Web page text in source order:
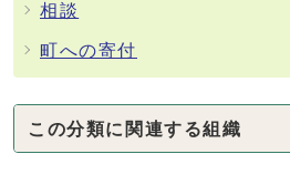
相談
町への寄付
この分類に関連する組織